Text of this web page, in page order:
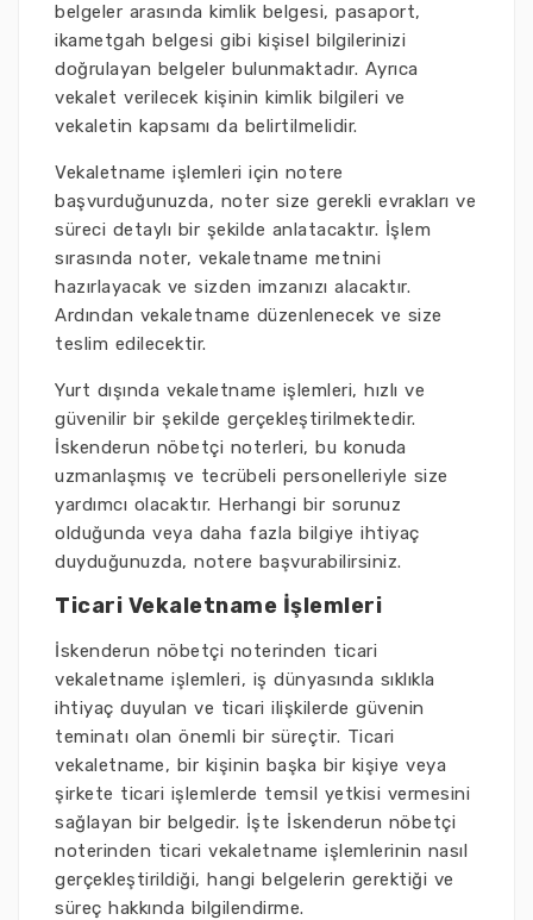
belgeler arasında kimlik belgesi, pasaport,
ikametgah belgesi gibi kişisel bilgilerinizi
doğrulayan belgeler bulunmaktadır. Ayrıca
vekalet verilecek kişinin kimlik bilgileri ve
vekaletin kapsamı da belirtilmelidir.
Vekaletname işlemleri için notere
başvurduğunuzda, noter size gerekli evrakları ve
süreci detaylı bir şekilde anlatacaktır. İşlem
sırasında noter, vekaletname metnini
hazırlayacak ve sizden imzanızı alacaktır.
Ardından vekaletname düzenlenecek ve size
teslim edilecektir.
Yurt dışında vekaletname işlemleri, hızlı ve
güvenilir bir şekilde gerçekleştirilmektedir.
İskenderun nöbetçi noterleri, bu konuda
uzmanlaşmış ve tecrübeli personelleriyle size
yardımcı olacaktır. Herhangi bir sorunuz
olduğunda veya daha fazla bilgiye ihtiyaç
duyduğunuzda, notere başvurabilirsiniz.
Ticari Vekaletname İşlemleri
İskenderun nöbetçi noterinden ticari
vekaletname işlemleri, iş dünyasında sıklıkla
ihtiyaç duyulan ve ticari ilişkilerde güvenin
teminatı olan önemli bir süreçtir. Ticari
vekaletname, bir kişinin başka bir kişiye veya
şirkete ticari işlemlerde temsil yetkisi vermesini
sağlayan bir belgedir. İşte İskenderun nöbetçi
noterinden ticari vekaletname işlemlerinin nasıl
gerçekleştirildiği, hangi belgelerin gerektiği ve
süreç hakkında bilgilendirme.